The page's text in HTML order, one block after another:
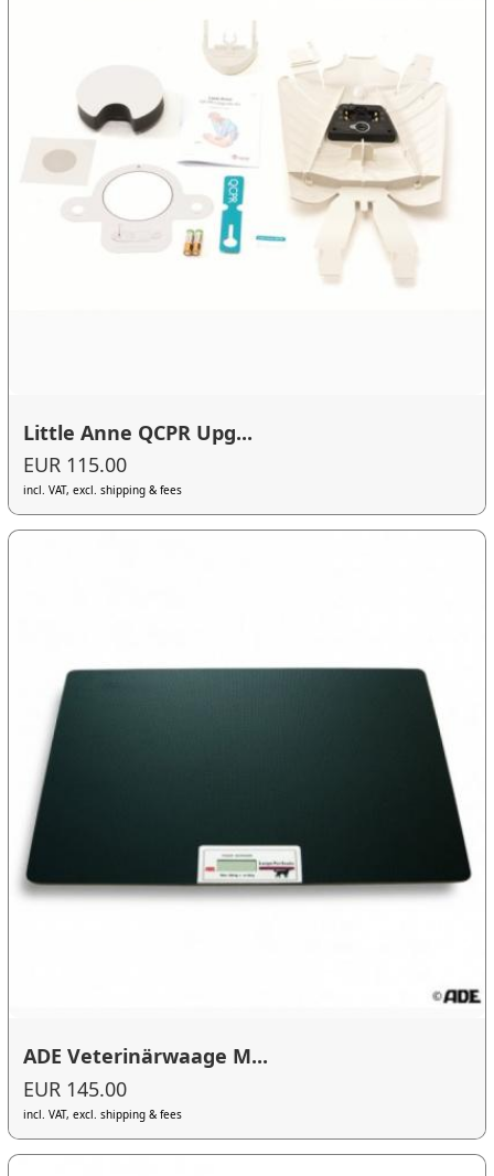
Little Anne QCPR Upg...
EUR 115.00
incl. VAT, excl. shipping & fees
ADE Veterinärwaage M...
EUR 145.00
incl. VAT, excl. shipping & fees